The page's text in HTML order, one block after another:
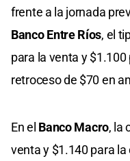
frente a la jornada
Banco Entre Ríos, el
para la venta y
retroceso de $70 en
En el Banco Macro, la
venta y $1.140 para